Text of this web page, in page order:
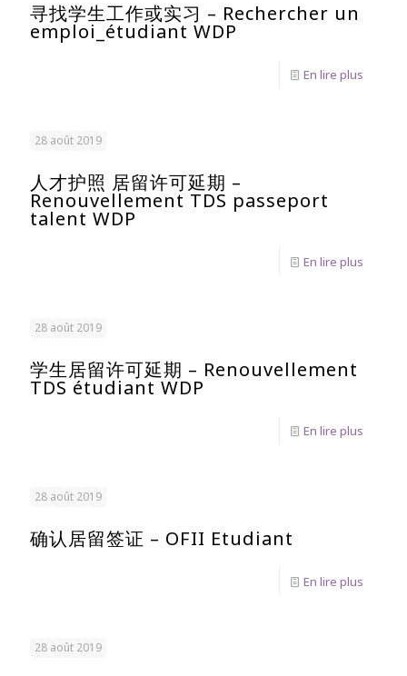
寻找学生工作或实习 – Rechercher un
emploi_étudiant WDP
En lire plus
28 août 2019
人才护照 居留许可延期 –
Renouvellement TDS passeport
talent WDP
En lire plus
28 août 2019
学生居留许可延期 – Renouvellement
TDS étudiant WDP
En lire plus
28 août 2019
确认居留签证 – OFII Etudiant
En lire plus
28 août 2019